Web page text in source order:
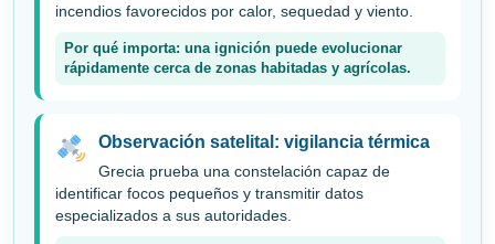
incendios favorecidos por calor, sequedad y viento.
Por qué importa: una ignición puede evolucionar
rápidamente cerca de zonas habitadas y agrícolas.
Observación satelital: vigilancia térmica
Grecia prueba una constelación capaz de
identificar focos pequeños y transmitir datos
especializados a sus autoridades.